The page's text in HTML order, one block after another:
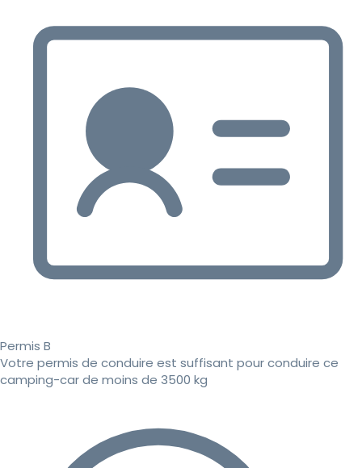
Permis B
Votre permis de conduire est suffisant pour conduire ce
camping-car de moins de 3500 kg